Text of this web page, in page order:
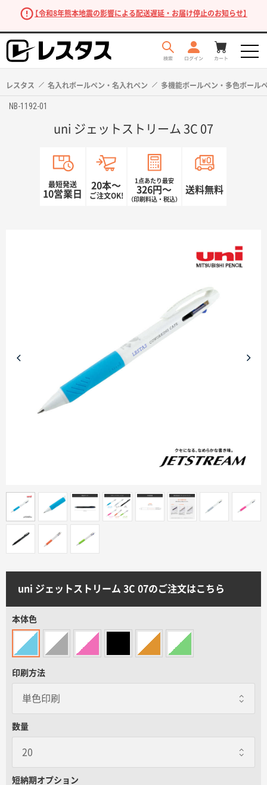
【令和8年熊本地震の影響による配送遅延・お届け停止のお知らせ】
商品カテゴリーから探す
ターゲットから探す
印刷色から探す
サイトメニュー
ご注文の流れ
お見積書の作成方法
データ入稿ガイド
再注文について
よくあるご質問
レスタス 名入れボールペン・名入れペン 多機能ボールペン・多色ボール
NB-1192-01
uni ジェットストリーム 3C 07
最短発送
10営業日
20本〜
ご注文OK!
1点あたり最安
326円〜
（印刷料込・税込）
送料無料
uni ジェットストリーム 3C 07のご注文はこちら
本体色
印刷方法
数量
短納期オプション